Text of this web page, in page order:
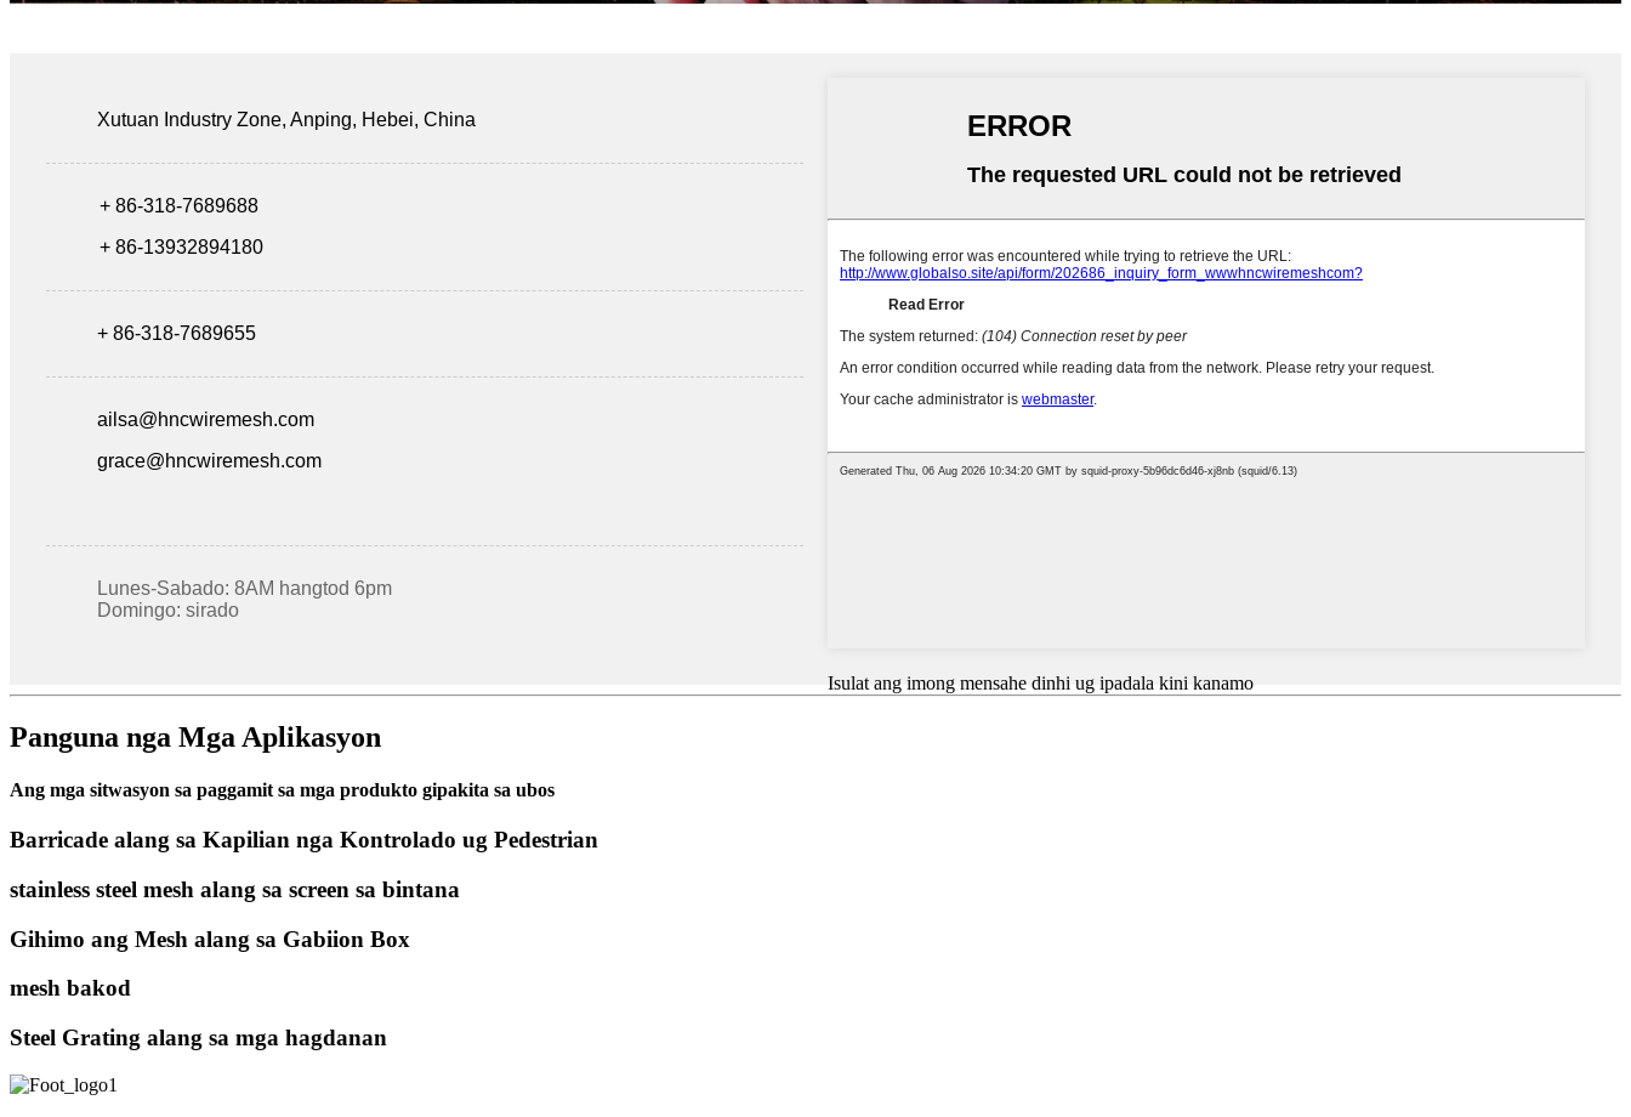
Xutuan Industry Zone, Anping, Hebei, China
+ 86-318-7689688
+ 86-13932894180
+ 86-318-7689655
ailsa@hncwiremesh.com
grace@hncwiremesh.com
Lunes-Sabado: 8AM hangtod 6pm
Domingo: sirado
Isulat ang imong mensahe dinhi ug ipadala kini kanamo
Panguna nga Mga Aplikasyon
Ang mga sitwasyon sa paggamit sa mga produkto gipakita sa ubos
Barricade alang sa Kapilian nga Kontrolado ug Pedestrian
stainless steel mesh alang sa screen sa bintana
Gihimo ang Mesh alang sa Gabiion Box
mesh bakod
Steel Grating alang sa mga hagdanan